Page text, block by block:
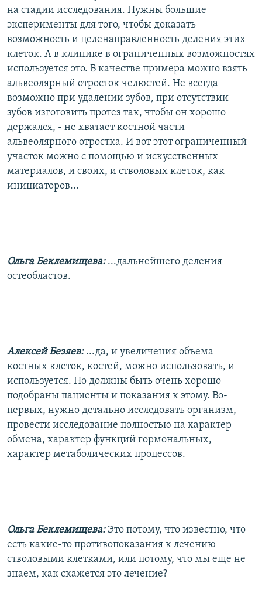
на стадии исследования. Нужны большие
эксперименты для того, чтобы доказать
возможность и целенаправленность деления этих
клеток. А в клинике в ограниченных возможностях
используется это. В качестве примера можно взять
альвеолярный отросток челюстей. Не всегда
возможно при удалении зубов, при отсутствии
зубов изготовить протез так, чтобы он хорошо
держался, - не хватает костной части
альвеолярного отростка. И вот этот ограниченный
участок можно с помощью и искусственных
материалов, и своих, и стволовых клеток, как
инициаторов...
Ольга Беклемищева: ...дальнейшего деления
остеобластов.
Алексей Безяев: ...да, и увеличения объема
костных клеток, костей, можно использовать, и
используется. Но должны быть очень хорошо
подобраны пациенты и показания к этому. Во-
первых, нужно детально исследовать организм,
провести исследование полностью на характер
обмена, характер функций гормональных,
характер метаболических процессов.
Ольга Беклемищева: Это потому, что известно, что
есть какие-то противопоказания к лечению
стволовыми клетками, или потому, что мы еще не
знаем, как скажется это лечение?